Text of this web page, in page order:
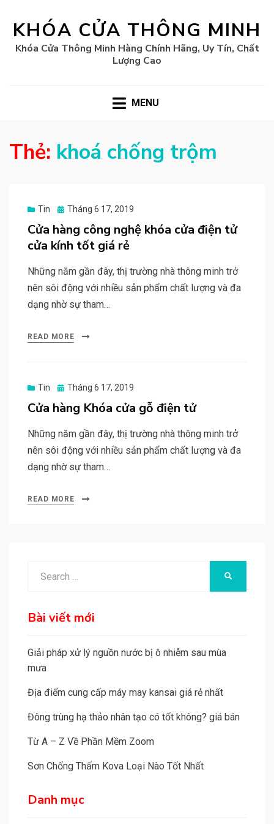
KHÓA CỬA THÔNG MINH
Khóa Cửa Thông Minh Hàng Chính Hãng, Uy Tín, Chất
Lượng Cao
MENU
Thẻ: khoá chống trộm
Tin
Posted
on
Tháng 6 17, 2019
Cửa hàng công nghệ khóa cửa điện tử
cửa kính tốt giá rẻ
Những năm gần đây, thị trường nhà thông minh trở
nên sôi động với nhiều sản phẩm chất lượng và đa
dạng nhờ sự tham…
READ MORE
Tin
Posted
on
Tháng 6 17, 2019
Cửa hàng Khóa cửa gỗ điện tử
Những năm gần đây, thị trường nhà thông minh trở
nên sôi động với nhiều sản phẩm chất lượng và đa
dạng nhờ sự tham…
READ MORE
Bài viết mới
Giải pháp xử lý nguồn nước bị ô nhiễm sau mùa
mưa
Địa điểm cung cấp máy may kansai giá rẻ nhất
Đông trùng hạ thảo nhân tạo có tốt không? giá bán
Từ A – Z Về Phần Mềm Zoom
Sơn Chống Thấm Kova Loại Nào Tốt Nhất
Danh mục